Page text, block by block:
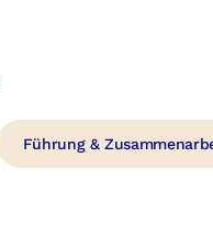
Führung &